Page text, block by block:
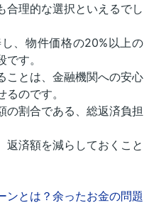
合理的な選択といえるでし
、物件価格の20%以上の
す。
ことは、金融機関への安心
のです。
の割合である、総返済負担
返済額を減らしておくこと
ンとは？余ったお金の問題